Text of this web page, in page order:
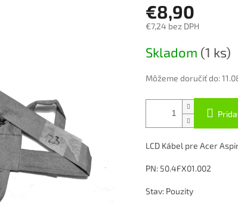
€8,90
€7,24 bez DPH
cena:
Skladom (1 ks)
Môžeme doručiť do:
LCD Kábel pre Acer
PN: 50.4FX01.002
Stav: Pouzity